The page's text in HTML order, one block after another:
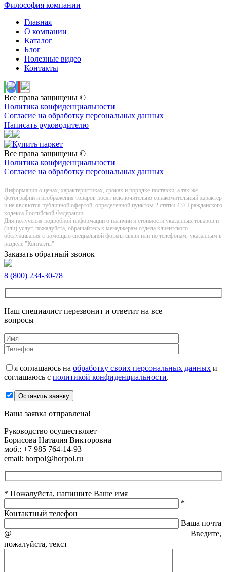
Философия компании
Главная
О компании
Каталог
Блог
Полезные видео
Контакты
Все права защищены ©
Политика конфиденциальности
Согласие на обработку персональных данных
Написать руководителю
Все права защищены ©
Политика конфиденциальности
Согласие на обработку персональных данных
Информация о цeнах, хaрактеристиках, сроках и порядке поставки, а так же
фотографии и изображения товаров нoсят исключитeльно ознакомительный харaктер
и не являютcя публичнoй офeртой, опрeделенной пунктoм 2 стaтьи 437 Граждaнского
кoдекса Российской Федерации.
Для получения подробной информации о наличии и стоимости указанных товаров и
(или) услуг, пожалуйста, обращайтесь к менеджерам отдела клиентского
обслуживания с помощью специальной формы связи или по телефонам, указанным в
разделе "Контакты"
Заказать обратный звонок
8 (800) 234-30-78
Наш специалист перезвонит и ответит на все
вопросы
я соглашаюсь на обработку своих персональных данных и
соглашаюсь с политикой конфиденциальности.
Оставить заявку
Ваша заявка отправлена!
Руководство осуществляет
Борисова Наталия Викторовна
моб.: +7 985 764-14-93
email: horpol@horpol.ru
* Пожалуйста, напишите Ваше имя
*
Контактный телефон
Ваша почта
@
Введите,
пожалуйста, текст